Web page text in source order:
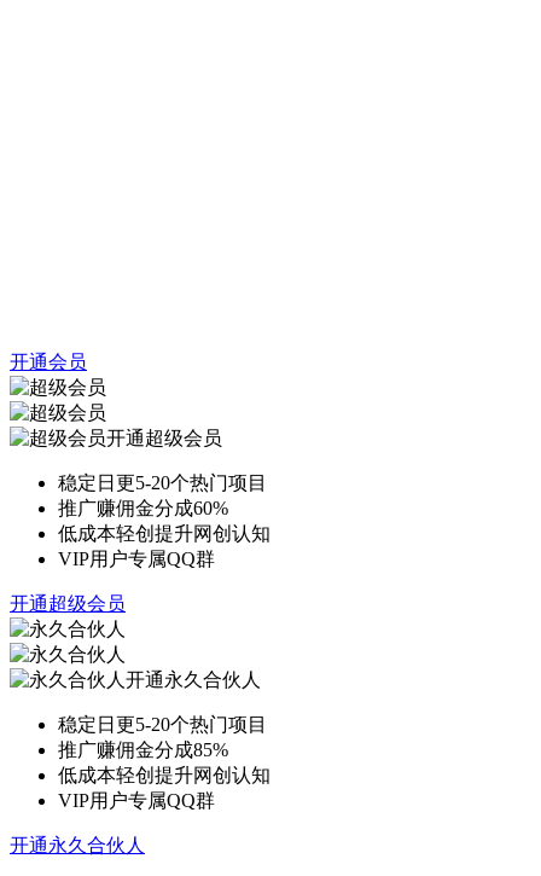
开通会员
开通超级会员
稳定日更5-20个热门项目
推广赚佣金分成60%
低成本轻创提升网创认知
VIP用户专属QQ群
开通超级会员
开通永久合伙人
稳定日更5-20个热门项目
推广赚佣金分成85%
低成本轻创提升网创认知
VIP用户专属QQ群
开通永久合伙人